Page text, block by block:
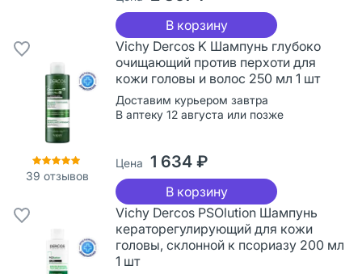
В корзину
39 отзывов
Vichy Dercos K Шампунь глубоко
очищающий против перхоти для
кожи головы и волос 250 мл 1 шт
Доставим курьером завтра
В аптеку 12 августа или позже
Цена 1 634 ₽
В корзину
Vichy Dercos PSOlution Шампунь
кераторегулирующий для кожи
головы, склонной к псориазу 200 мл
1 шт